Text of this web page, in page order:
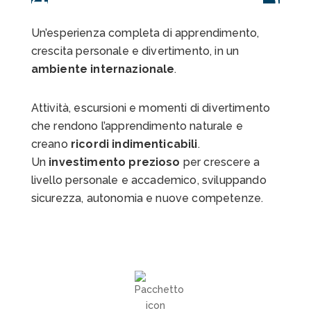
Un’esperienza completa di apprendimento,
crescita personale e divertimento, in un
ambiente internazionale.
Attività, escursioni e momenti di divertimento
che rendono l’apprendimento naturale e
creano ricordi indimenticabili.
Un investimento prezioso per crescere a
livello personale e accademico, sviluppando
sicurezza, autonomia e nuove competenze.